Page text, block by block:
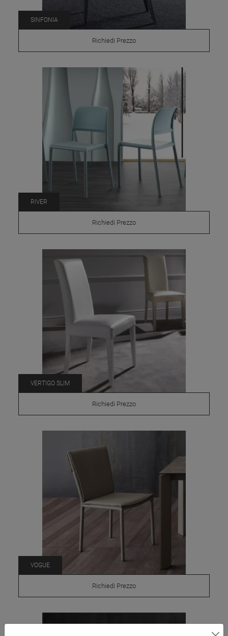
SINFONIA
Richiedi Prezzo
RIVER
Richiedi Prezzo
VERTIGO SLIM
Richiedi Prezzo
VOGUE
Richiedi Prezzo